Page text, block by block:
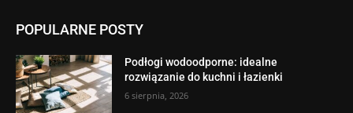
POPULARNE POSTY
Podłogi wodoodporne: idealne
rozwiązanie do kuchni i łazienki
6 sierpnia, 2026